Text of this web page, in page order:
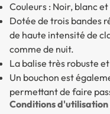
Couleurs : Noir, blanc
Dotée de trois bandes
de haute intensité de
comme de nuit.
La balise très robuste
Un bouchon est
permettant de faire
Conditions d'utilisation